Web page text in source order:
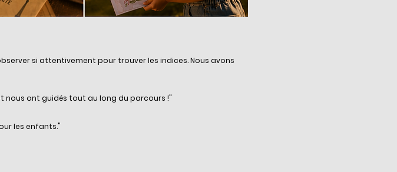
si attentivement pour trouver les indices. Nous avons
nous ont guidés tout au long du parcours !"
les enfants."